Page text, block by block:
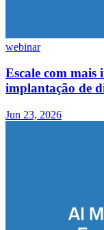
webinar
Escale com mais
implantação de
Jun 23, 2026